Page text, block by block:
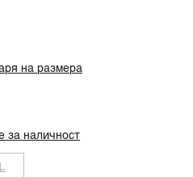
на размера
за наличност